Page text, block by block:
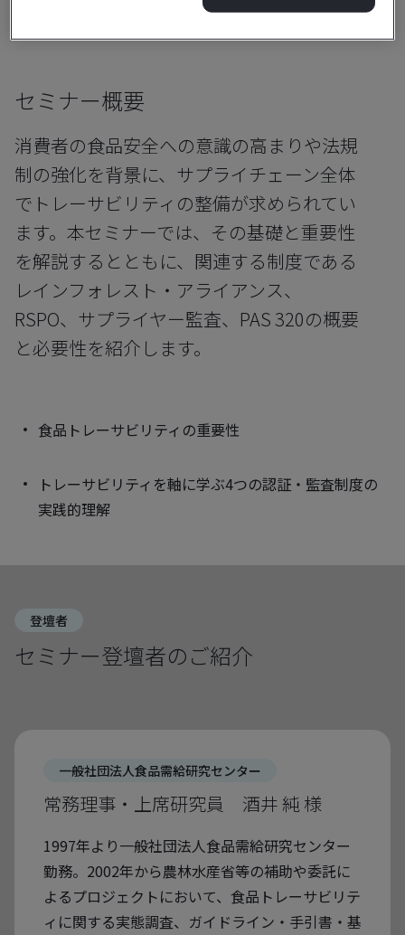
セミナー概要
消費者の食品安全への意識の高まりや法規
制の強化を背景に、サプライチェーン全体
でトレーサビリティの整備が求められてい
ます。本セミナーでは、その基礎と重要性
を解説するとともに、関連する制度である
レインフォレスト・アライアンス、
RSPO、サプライヤー監査、PAS 320の概要
と必要性を紹介します。
食品トレーサビリティの重要性
トレーサビリティを軸に学ぶ4つの認証・監査制度の
実践的理解
登壇者
セミナー登壇者のご紹介
一般社団法人食品需給研究センター
常務理事・上席研究員 酒井 純 様
1997年より一般社団法人食品需給研究センター
勤務。2002年から農林水産省等の補助や委託に
よるプロジェクトにおいて、食品トレーサビリテ
ィに関する実態調査、ガイドライン・手引書・基